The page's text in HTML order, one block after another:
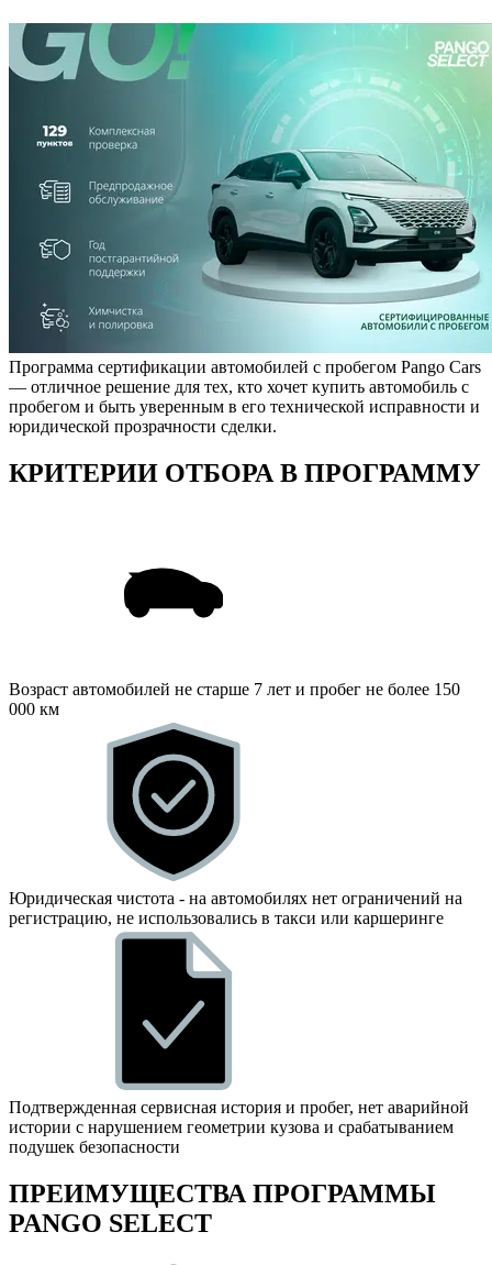
Программа сертификации автомобилей с пробегом Pango Cars
— отличное решение для тех, кто хочет купить автомобиль с
пробегом и быть уверенным в его технической исправности и
юридической прозрачности сделки.
КРИТЕРИИ ОТБОРА В ПРОГРАММУ
Возраст автомобилей не старше 7 лет и пробег не более 150
000 км
Юридическая чистота - на автомобилях нет ограничений на
регистрацию, не использовались в такси или каршеринге
Подтвержденная сервисная история и пробег, нет аварийной
истории с нарушением геометрии кузова и срабатыванием
подушек безопасности
ПРЕИМУЩЕСТВА ПРОГРАММЫ
PANGO SELECT